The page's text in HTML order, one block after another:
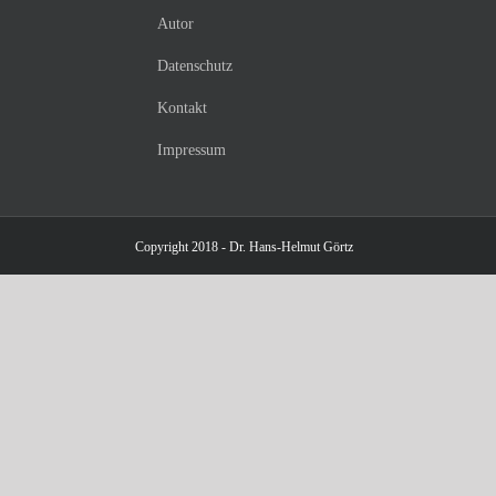
Autor
Datenschutz
Kontakt
Impressum
Copyright 2018 - Dr. Hans-Helmut Görtz